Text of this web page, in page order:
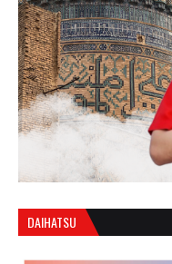
DAIHATSU